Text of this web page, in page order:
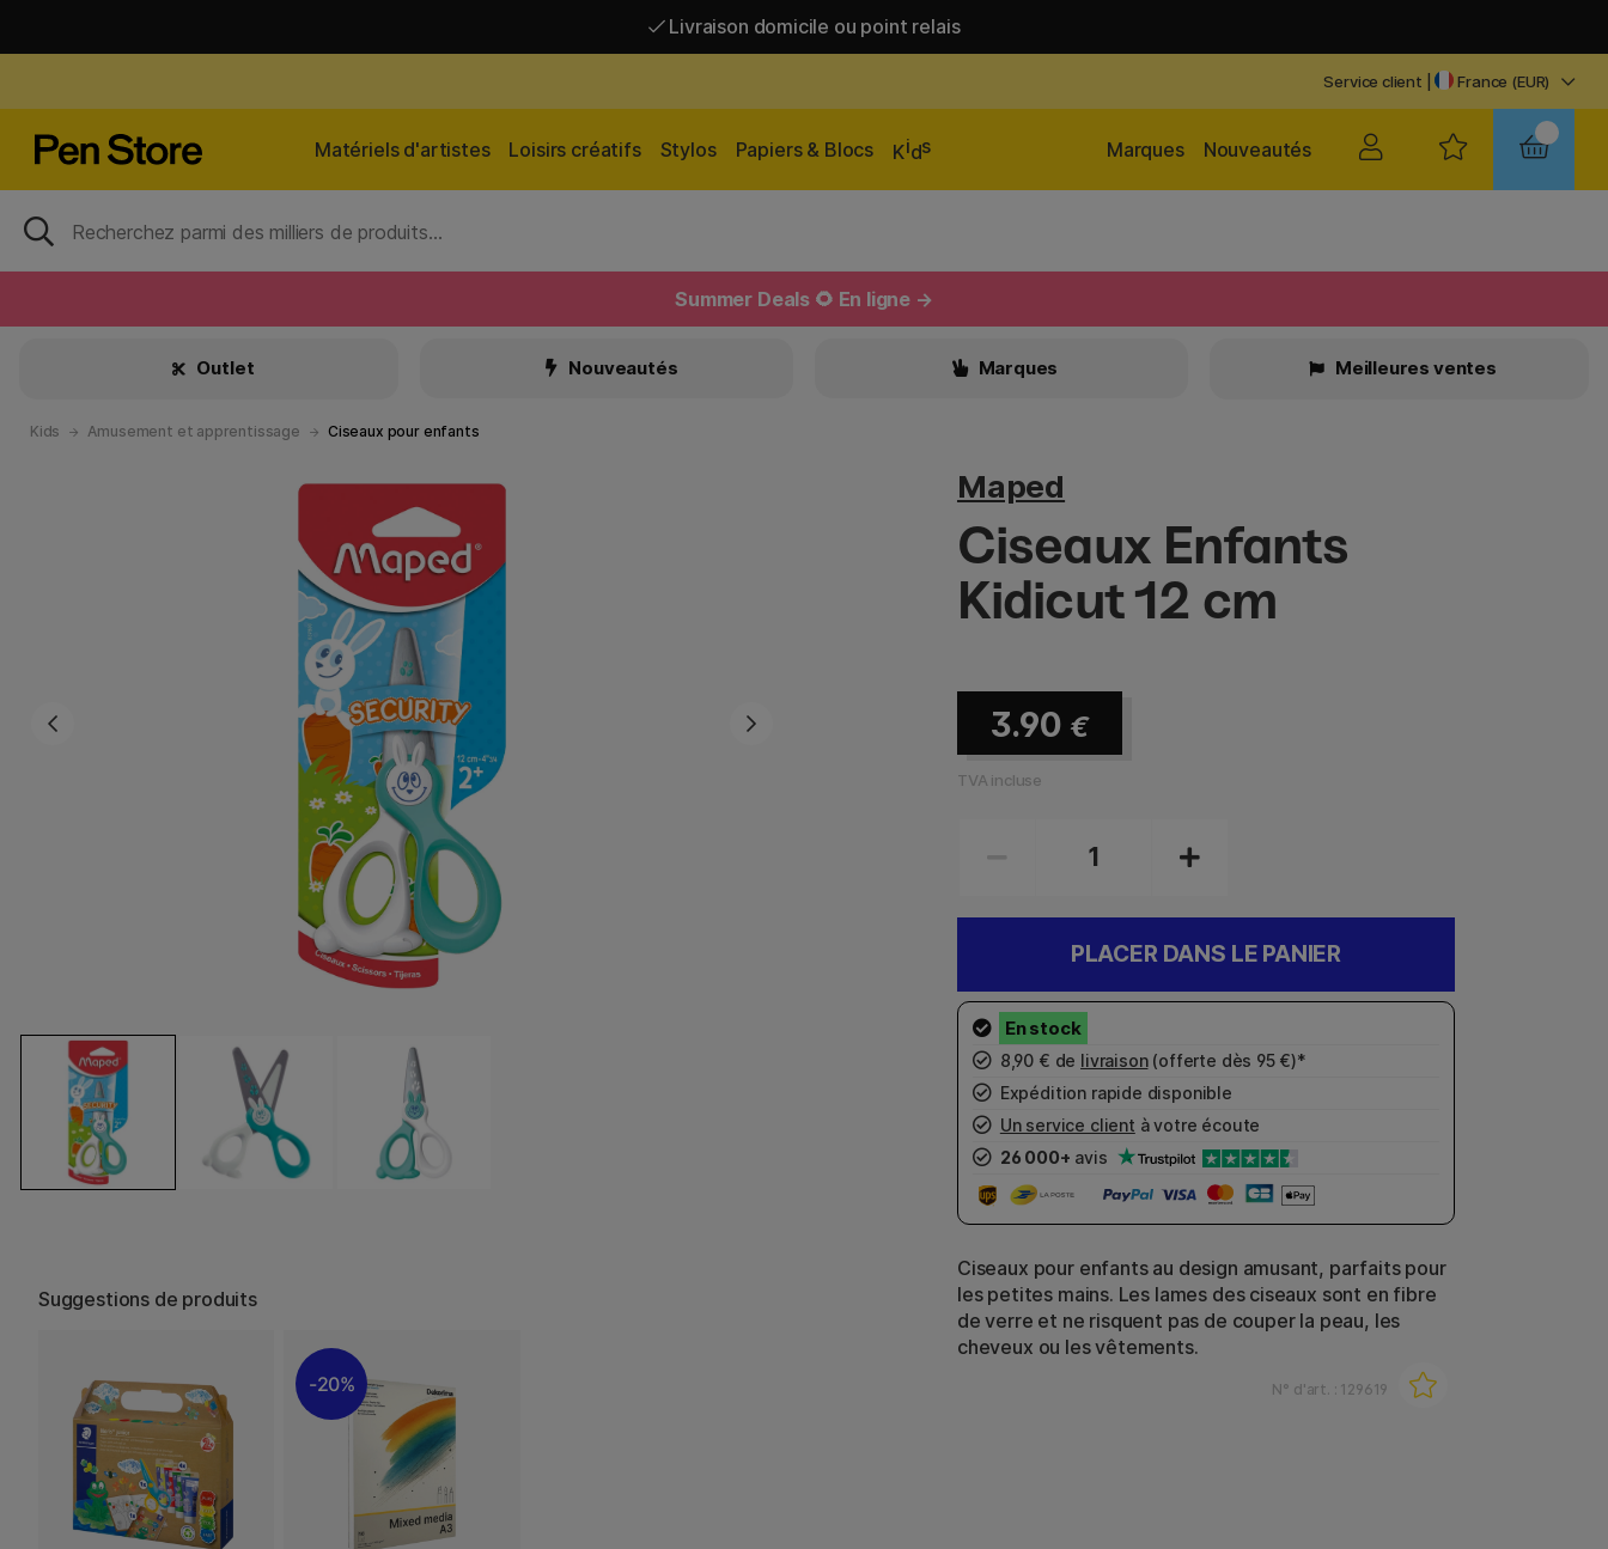
Livraison domicile ou point relais
Service client | France (EUR)
Matériels d'artistes Loisirs créatifs Stylos Papiers & Blocs Kids Nouveautés
Marques
Summer Deals 🌻 En ligne →
Outlet Nouveautés Marques Meilleures ventes
Kids Amusement et apprentissage Ciseaux pour enfants
Suggestions de produits
20%
Maped
Ciseaux Enfants
Kidicut 12 cm
3.90 €
TVA incluse
PLACER DANS LE PANIER
8,90 € de livraison(offerte dès 95 €)*
Expédition rapide disponible
Un service client à votre écoute
26 000+ avis
Ciseaux pour enfants au design amusant, parfaits pour
les petites mains. Les lames des ciseaux sont en fibre
de verre et ne risquent pas de couper la peau, les
cheveux ou les vêtements.
N° d'art. : 129619